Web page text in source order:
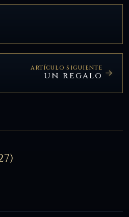
ARTÍCULO SIGUIENTE
UN REGALO